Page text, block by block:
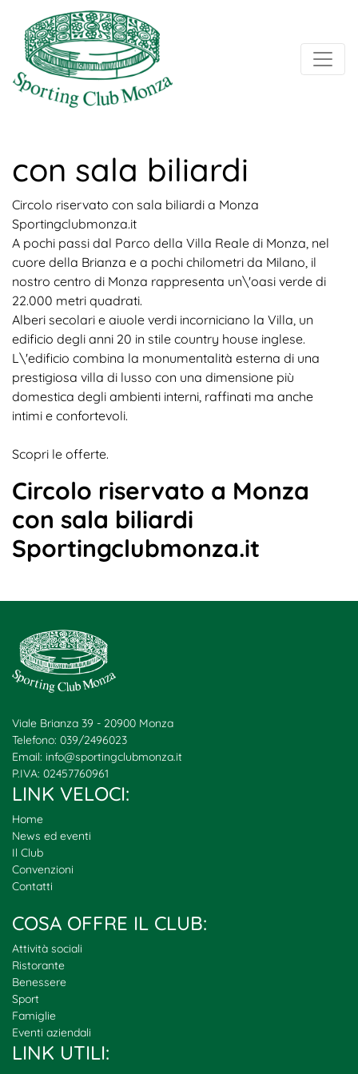
con sala biliardi
Circolo riservato con sala biliardi a Monza
Sportingclubmonza.it
A pochi passi dal Parco della Villa Reale di Monza, nel
cuore della Brianza e a pochi chilometri da Milano, il
nostro centro di Monza rappresenta un\'oasi verde di
22.000 metri quadrati.
Alberi secolari e aiuole verdi incorniciano la Villa, un
edificio degli anni 20 in stile country house inglese.
L\'edificio combina la monumentalità esterna di una
prestigiosa villa di lusso con una dimensione più
domestica degli ambienti interni, raffinati ma anche
intimi e confortevoli.
Scopri le offerte.
Circolo riservato a Monza
con sala biliardi
Sportingclubmonza.it
Viale Brianza 39 - 20900 Monza
Telefono: 039/2496023
Email: info@sportingclubmonza.it
P.IVA: 02457760961
LINK VELOCI:
Home
News ed eventi
Il Club
Convenzioni
Contatti
COSA OFFRE IL CLUB:
Attività sociali
Ristorante
Benessere
Sport
Famiglie
Eventi aziendali
LINK UTILI: